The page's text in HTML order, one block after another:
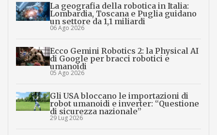
La geografia della robotica in Italia:
Lombardia, Toscana e Puglia guidano
un settore da 1,1 miliardi
06 Ago 2026
Ecco Gemini Robotics 2: la Physical AI
di Google per bracci robotici e
umanoidi
05 Ago 2026
Gli USA bloccano le importazioni di
robot umanoidi e inverter: “Questione
di sicurezza nazionale”
29 Lug 2026